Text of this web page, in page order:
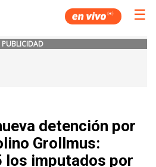
☰
PUBLICIDAD
detención por
Grollmus:
los imputados por